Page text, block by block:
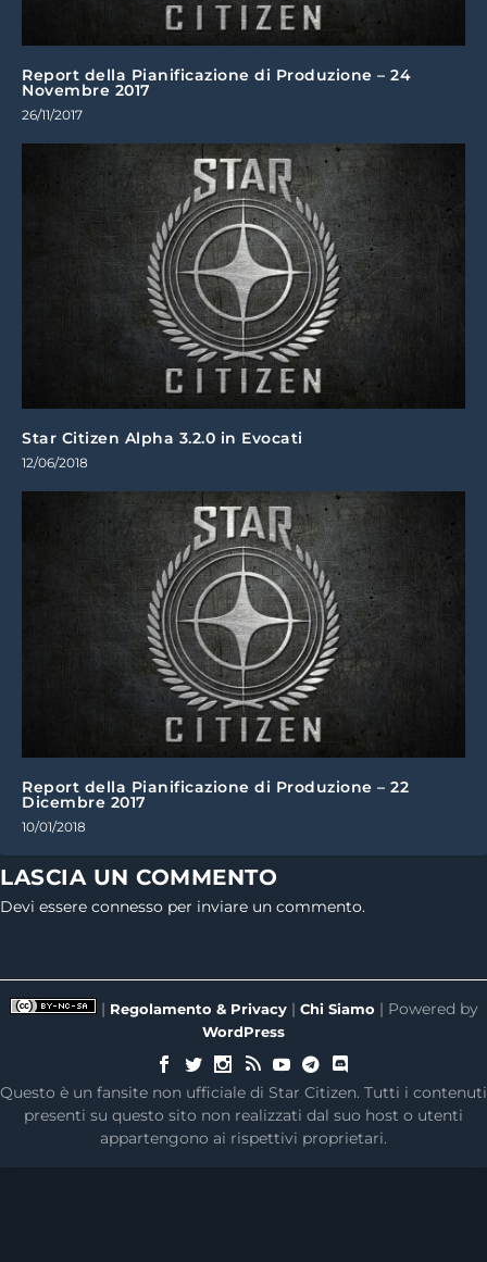
Report della Pianificazione di Produzione – 24
Novembre 2017
26/11/2017
Star Citizen Alpha 3.2.0 in Evocati
12/06/2018
Report della Pianificazione di Produzione – 22
Dicembre 2017
10/01/2018
LASCIA UN COMMENTO
Devi essere connesso per inviare un commento.
| Regolamento & Privacy| Chi Siamo | Powered by
WordPress
Questo è un fansite non ufficiale di Star Citizen. Tutti i contenuti
presenti su questo sito non realizzati dal suo host o utenti
appartengono ai rispettivi proprietari.